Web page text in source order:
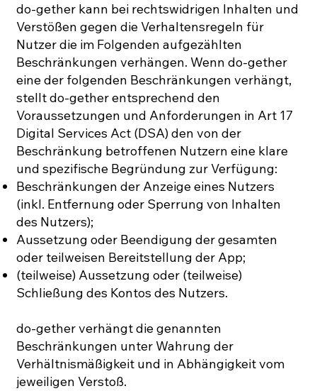
do-gether kann bei rechtswidrigen Inhalten und
Verstößen gegen die Verhaltensregeln für
Nutzer die im Folgenden aufgezählten
Beschränkungen verhängen. Wenn do-gether
eine der folgenden Beschränkungen verhängt,
stellt do-gether entsprechend den
Voraussetzungen und Anforderungen in Art 17
Digital Services Act (DSA) den von der
Beschränkung betroffenen Nutzern eine klare
und spezifische Begründung zur Verfügung:
Beschränkungen der Anzeige eines Nutzers
(inkl. Entfernung oder Sperrung von Inhalten
des Nutzers);
Aussetzung oder Beendigung der gesamten
oder teilweisen Bereitstellung der App;
(teilweise) Aussetzung oder (teilweise)
Schließung des Kontos des Nutzers.
do-gether verhängt die genannten
Beschränkungen unter Wahrung der
Verhältnismäßigkeit und in Abhängigkeit vom
jeweiligen Verstoß.